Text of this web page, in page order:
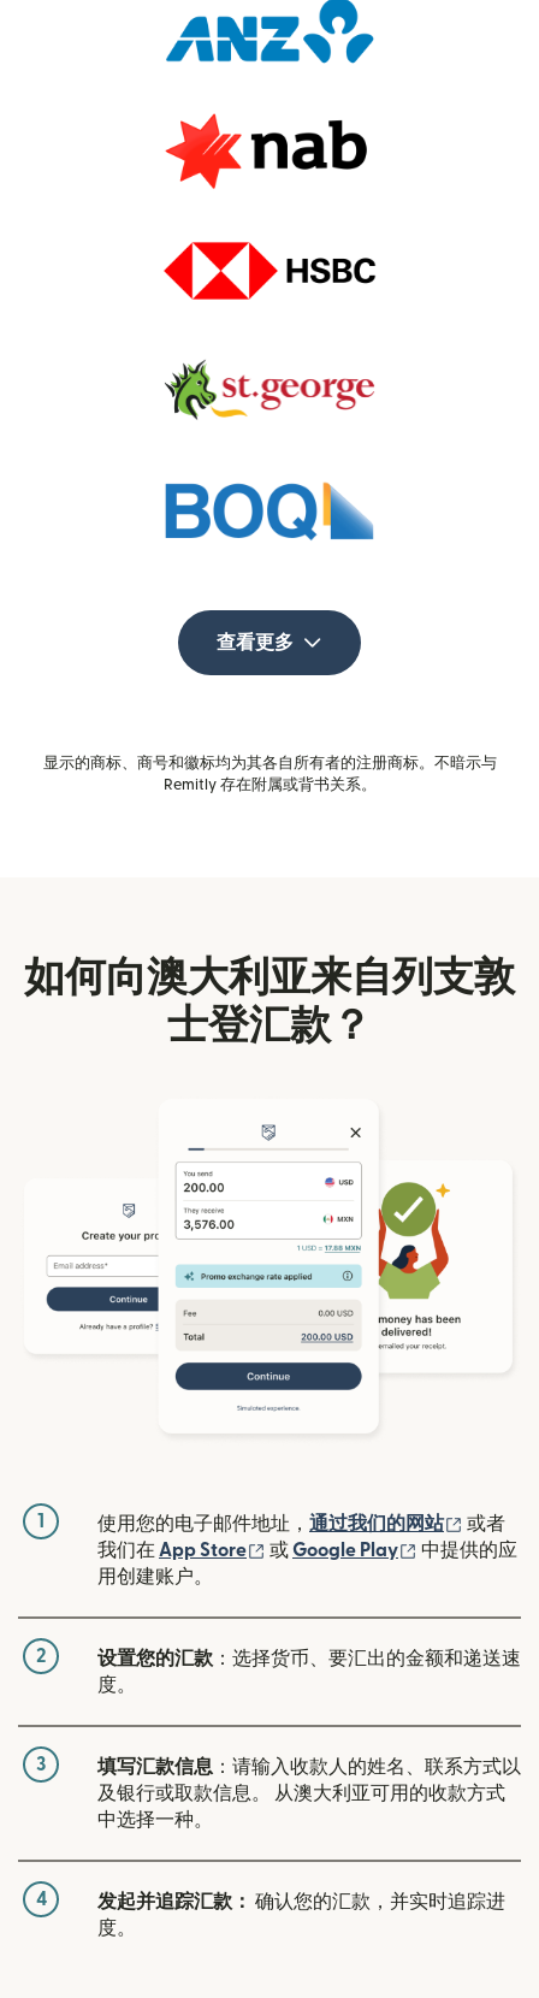
查看更多
显示的商标、商号和徽标均为其各自所有者的注册商标。不暗示与
Remitly 存在附属或背书关系。
如何向澳大利亚来自列支敦
士登汇款？
1 使用您的电子邮件地址， 通过我们的网站 （在新
或者
我们在 App Store （在新窗口中打开）
或Google Play （在新窗口中
中提供的应
用创建账户。
2 设置您的汇款 ：选择货币、要汇出的金额和递送速
度。
3 填写汇款信息 ：请输入收款人的姓名、联系方式以
及银行或取款信息。 从澳大利亚可用的收款方式
中选择一种。
4 发起并追踪汇款： 确认您的汇款，并实时追踪进
度。